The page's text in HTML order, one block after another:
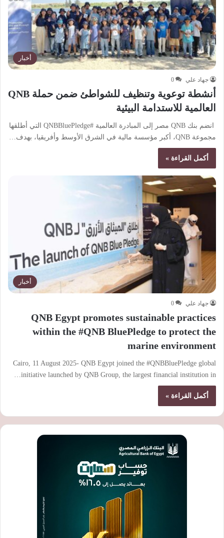
أخبار
جهاد علي 0
أنشطة توعوية وتنظيف للشواطئ ضمن حملة QNB
العالمية للاستدامة البيئية
انضم بنك QNB مصر إلى المبادرة العالمية #QNBBluePledge التي أطلقها
مجموعة QNB، أكبر مؤسسة مالية في الشرق الأوسط وأفريقيا، بهدف…
أكمل القراءة »
أخبار
جهاد علي 0
QNB Egypt promotes sustainable practices
within the #QNB BluePledge to protect the
marine environment
Cairo, 11 August 2025- QNB Egypt joined the #QNBBluePledge global
initiative launched by QNB Group, the largest financial institution in…
أكمل القراءة »